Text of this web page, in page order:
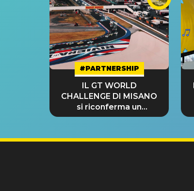
#PARTNERSHIP
IL GT WORLD
CHALLENGE DI MISANO
si riconferma un
GRANDE SUCCESSO!